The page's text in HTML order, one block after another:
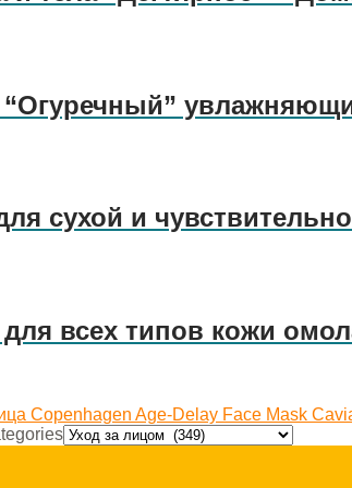
сухой и
всех типов кожи
Copenhagen Age-Delay Face Mask